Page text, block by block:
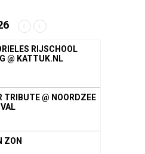
RIJSCHOOL
@ KATTUK.NL
TRIBUTE @ NOORDZEE
ZON